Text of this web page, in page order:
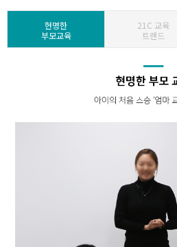
현명한
부모교육
21C 교육
트랜드